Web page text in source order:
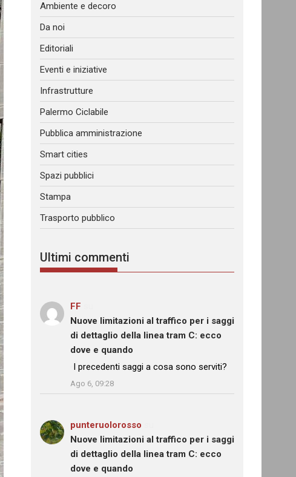
Ambiente e decoro
Da noi
Editoriali
Eventi e iniziative
Infrastrutture
Palermo Ciclabile
Pubblica amministrazione
Smart cities
Spazi pubblici
Stampa
Trasporto pubblico
Ultimi commenti
FF
Nuove limitazioni al traffico per i saggi
di dettaglio della linea tram C: ecco
dove e quando
: “I precedenti saggi a cosa sono serviti?
Ago 6, 09:28
punteruolorosso
Nuove limitazioni al traffico per i saggi
di dettaglio della linea tram C: ecco
dove e quando